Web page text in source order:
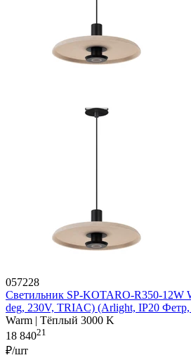
057228
Светильник SP-KOTARO-R350-12W
deg, 230V, TRIAC) (Arlight, IP20 Фетр,
Warm | Тёплый 3000 K
18 84021
₽/шт